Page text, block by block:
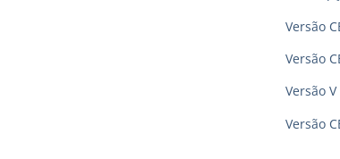
Versão
Versão
Versão
Versão